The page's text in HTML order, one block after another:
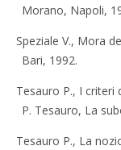
Morano, Napoli,
Speziale V., Mora
Bari, 1992.
Tesauro P., I criteri
P. Tesauro, La
Tesauro P., La